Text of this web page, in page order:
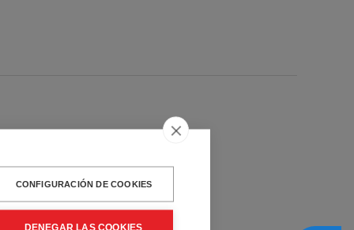
CONFIGURACIÓN DE COOKIES
DENEGAR LAS COOKIES